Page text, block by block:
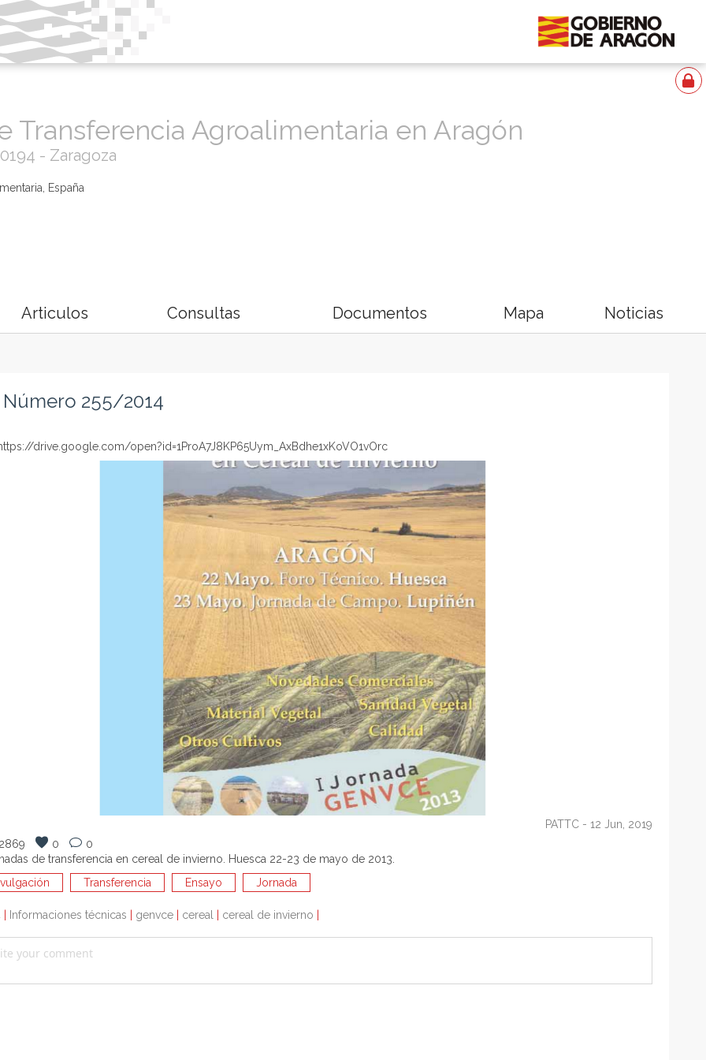
Transferencia Agroalimentaria en Aragón
- Zaragoza
España
Articulos Consultas Documentos Mapa Noticias
Número 255/2014
drive.google.com/open?id=1ProA7J8KP65Uym_AxBdhe1xKoVO1vOrc
PATTC - 12 Jun, 2019
0
0
de transferencia en cereal de invierno. Huesca 22-23 de mayo de 2013.
Transferencia Ensayo Jornada
Informaciones técnicas genvce cereal cereal de invierno